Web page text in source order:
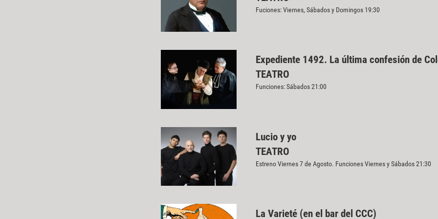
Fuciones: Viernes, Sábados y Domingos 19:30
Expediente 1492. La última confesión de
TEATRO
Funciones: Sábados 21:00
Lucio y yo
TEATRO
Estreno Viernes 7 de Agosto. Funciones Viernes y Sábados 21:30
La Varieté (en el bar del CCC)